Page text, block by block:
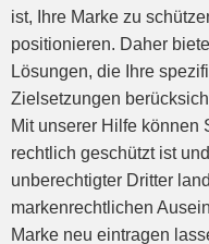
ist, Ihre Marke zu
positionieren. Daher
Lösungen, die Ihre
Zielsetzungen
Mit unserer Hilfe können
rechtlich geschützt ist
unberechtigter Dritter
markenrechtlichen
Marke neu eintragen